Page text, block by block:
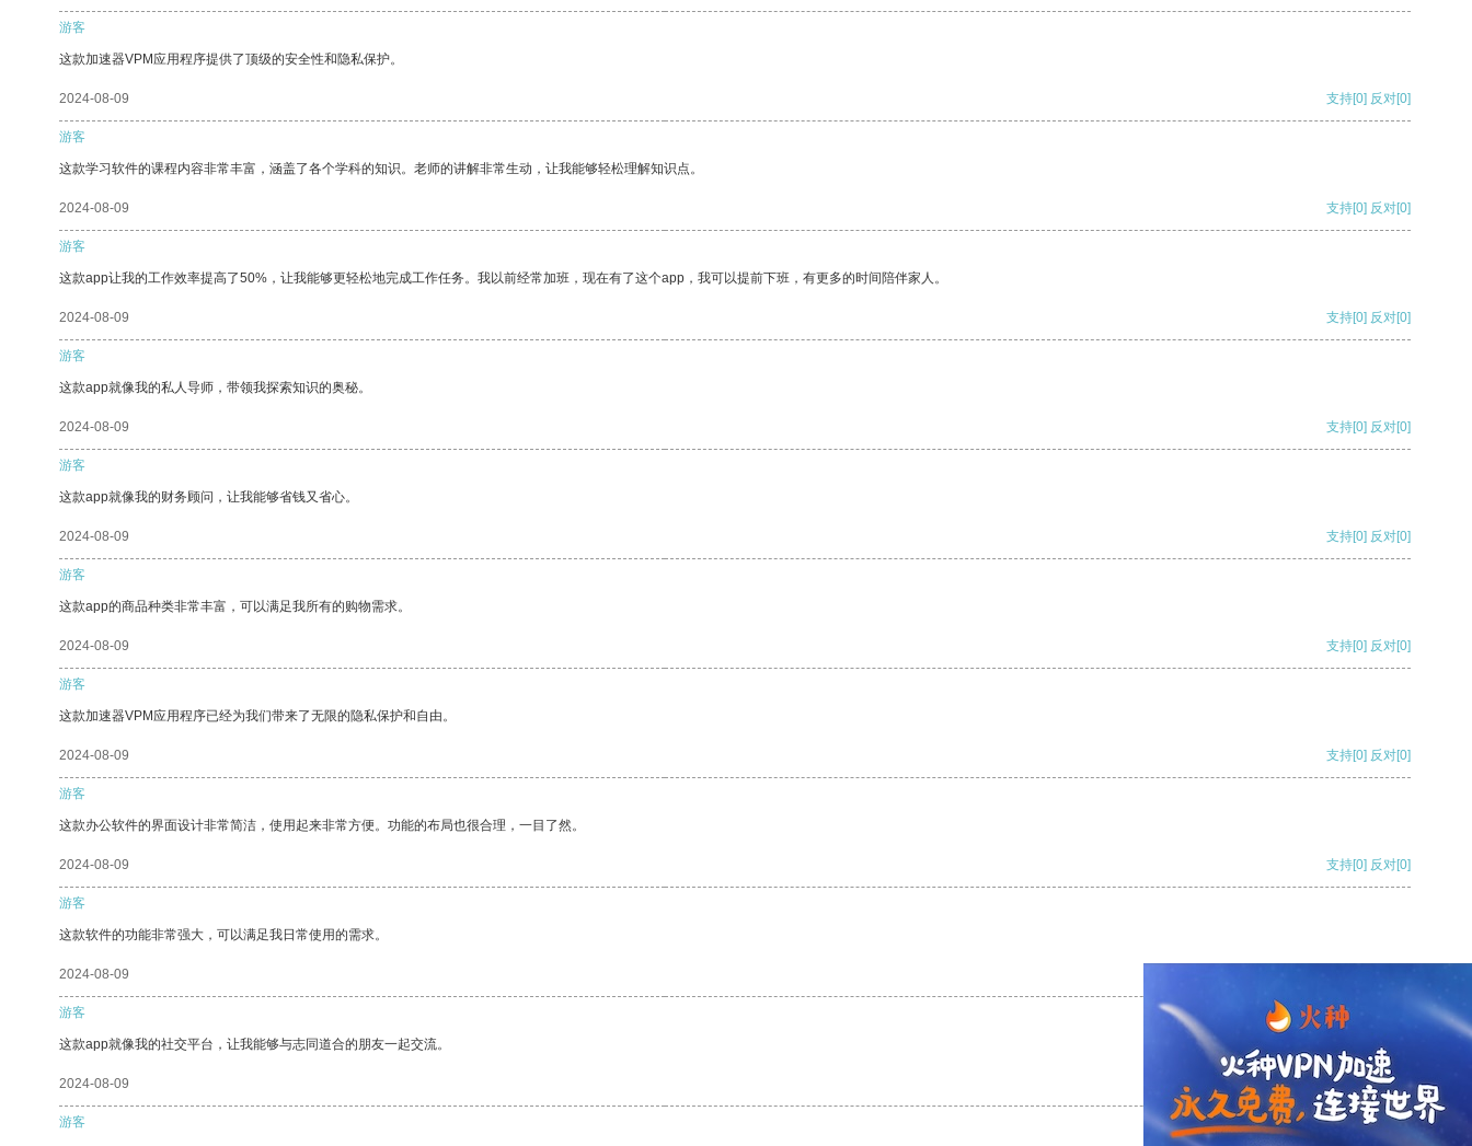
游客
这款加速器VPM应用程序提供了顶级的安全性和隐私保护。
2024-08-09 支持[0] 反对[0]
游客
这款学习软件的课程内容非常丰富，涵盖了各个学科的知识。老师的讲解非常生动，让我能够轻松理解知识点。
2024-08-09 支持[0] 反对[0]
游客
这款app让我的工作效率提高了50%，让我能够更轻松地完成工作任务。我以前经常加班，现在有了这个app，我可以提前下班，有更多的时间陪伴家人。
2024-08-09 支持[0] 反对[0]
游客
这款app就像我的私人导师，带领我探索知识的奥秘。
2024-08-09 支持[0] 反对[0]
游客
这款app就像我的财务顾问，让我能够省钱又省心。
2024-08-09 支持[0] 反对[0]
游客
这款app的商品种类非常丰富，可以满足我所有的购物需求。
2024-08-09 支持[0] 反对[0]
游客
这款加速器VPM应用程序已经为我们带来了无限的隐私保护和自由。
2024-08-09 支持[0] 反对[0]
游客
这款办公软件的界面设计非常简洁，使用起来非常方便。功能的布局也很合理，一目了然。
2024-08-09 支持[0] 反对[0]
游客
这款软件的功能非常强大，可以满足我日常使用的需求。
2024-08-09
游客
这款app就像我的社交平台，让我能够与志同道合的朋友一起交流。
2024-08-09 支持 [0] 反对 [0]
游客